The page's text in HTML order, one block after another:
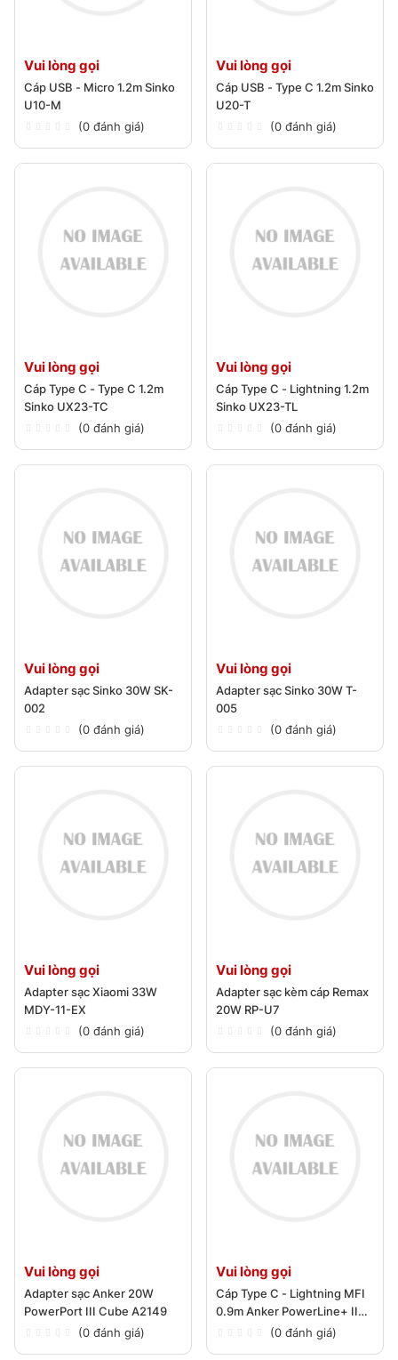
Vui lòng gọi
Cáp USB - Micro 1.2m Sinko
U10-M
(0 đánh giá)
Vui lòng gọi
Cáp USB - Type C 1.2m Sinko
U20-T
(0 đánh giá)
Vui lòng gọi
Cáp Type C - Type C 1.2m
Sinko UX23-TC
(0 đánh giá)
Vui lòng gọi
Cáp Type C - Lightning 1.2m
Sinko UX23-TL
(0 đánh giá)
Vui lòng gọi
Adapter sạc Sinko 30W SK-
002
(0 đánh giá)
Vui lòng gọi
Adapter sạc Sinko 30W T-
005
(0 đánh giá)
Vui lòng gọi
Adapter sạc Xiaomi 33W
MDY-11-EX
(0 đánh giá)
Vui lòng gọi
Adapter sạc kèm cáp Remax
20W RP-U7
(0 đánh giá)
Vui lòng gọi
Adapter sạc Anker 20W
PowerPort III Cube A2149
(0 đánh giá)
Vui lòng gọi
Cáp Type C - Lightning MFI
0.9m Anker PowerLine+ II
(0 đánh giá)